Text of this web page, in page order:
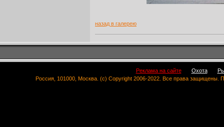
назад в галерею
Реклама на сайте Охота
Россия, 101000, Москва. (c) Copyright 2006-2022. Все права защищены.